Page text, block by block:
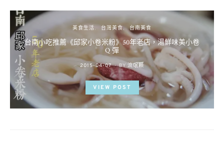
美食生活 台灣美食 台南美食
台南小吃推薦《邱家小卷米粉》50年老店，湯鮮味美小卷
Q 彈
POSTED
2015-04-07 BY 流氓顆
VIEW POST